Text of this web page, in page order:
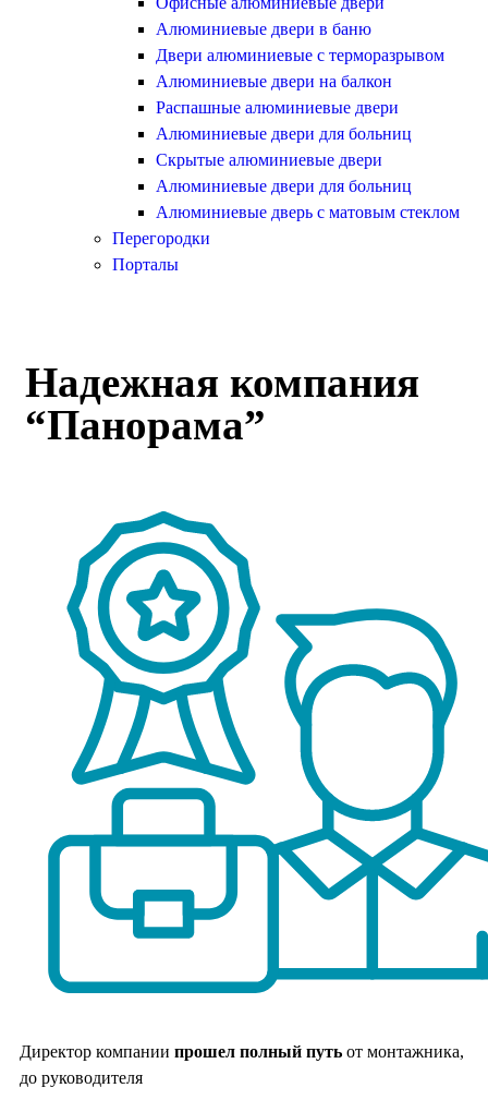
Алюминиевые двери в баню
Двери алюминиевые с терморазрывом
Алюминиевые двери на балкон
Распашные алюминиевые двери
Алюминиевые двери для больниц
Скрытые алюминиевые двери
Алюминиевые двери для больниц
Алюминиевые дверь с матовым стеклом
Перегородки
Порталы
Производство и продажа
холодных алюминиевых окон в
Казани
Заказать расчет
Надежная компания
“Панорама”
Директор компании прошел полный путь от монтажника,
до руководителя